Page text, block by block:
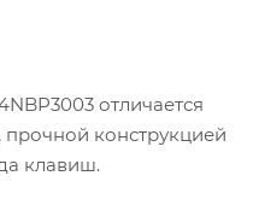
отличается
конструкцией
клавиш.